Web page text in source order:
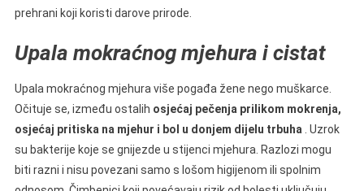
prehrani koji koristi darove prirode.
Upala mokraćnog mjehura i cistat
Upala mokraćnog mjehura više pogađa žene nego muškarce.
Očituje se, između ostalih osjećaj pečenja prilikom mokrenja,
osjećaj pritiska na mjehur i bol u donjem dijelu trbuha . Uzrok
su bakterije koje se gnijezde u stijenci mjehura. Razlozi mogu
biti razni i nisu povezani samo s lošom higijenom ili spolnim